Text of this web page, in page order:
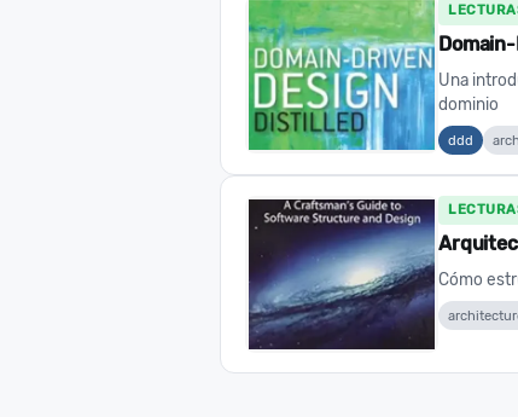
Una
dominio
ddd
Cómo